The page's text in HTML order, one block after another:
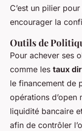
C’est un pilier
encourager la
Outils de
Pour achever ses
comme les taux
le financement de
opérations d’open
liquidité bancaire
afin de contrôler